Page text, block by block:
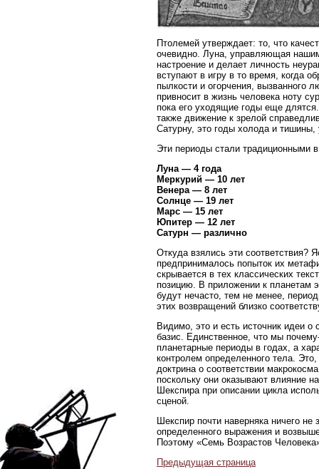
Птолемей утверждает: то, что
очевидно. Луна, управляющая
настроение и делает личность
вступают в игру в то время, когда
пылкости и огорчения, вызванного
привносит в жизнь человека ноту
пока его уходящие годы еще
также движение к зрелой
Сатурну, это годы холода и
Эти периоды стали традиционными
Луна — 4 года
Меркурий — 10 лет
Венера — 8 лет
Солнце — 19 лет
Марс — 15 лет
Юпитер — 12 лет
Сатурн — различно
Откуда взялись эти соответствия?
предпринималось попыток их
скрывается в тех классических
позицию. В приложении к планетам
будут нечасто, тем не менее,
этих возвращений близко
Видимо, это и есть источник идеи о
базис. Единственное, что мы
планетарные периоды в годах, а
контролем определенного тела.
доктрина о соответствии
поскольку они оказывают влияние
Шекспира при описании цикла
сценой.
Шекспир почти наверняка ничего
определенного выражения и
Поэтому «Семь Возрастов
Предыдущая страница